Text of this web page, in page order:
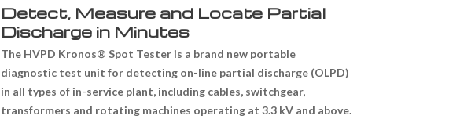
Detect, Measure and Locate Partial
Discharge in Minutes
The HVPD Kronos® Spot Tester is a brand new portable
diagnostic test unit for detecting on-line partial discharge (OLPD)
in all types of in-service plant, including cables, switchgear,
transformers and rotating machines operating at 3.3 kV and above.